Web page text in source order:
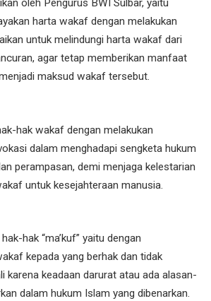
oleh Pengurus BWI Sulbar, yaitu
harta wakaf dengan melakukan
untuk melindungi harta wakaf dari
agar tetap memberikan manfaat
maksud wakaf tersebut.
hak wakaf dengan melakukan
dalam menghadapi sengketa hukum
perampasan, demi menjaga kelestarian
untuk kesejahteraan manusia.
hak “ma’kuf” yaitu dengan
kepada yang berhak dan tidak
karena keadaan darurat atau ada alasan-
dalam hukum Islam yang dibenarkan.